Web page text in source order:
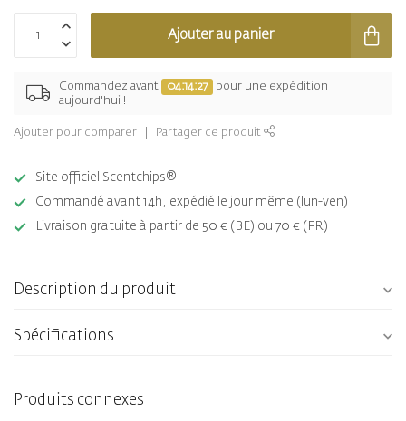
Ajouter au panier
Commandez avant 04:14:27
pour une expédition
aujourd'hui !
Ajouter pour comparer Partager ce produit
Site officiel Scentchips®
Commandé avant 14h, expédié le jour même (lun-ven)
Livraison gratuite à partir de 50 € (BE) ou 70 € (FR)
Description du produit
Spécifications
Produits connexes